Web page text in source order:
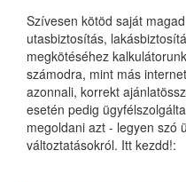
Szívesen kötöd saját
utasbiztosítás,
megkötéséhez
számodra, mint más
azonnali, korrekt
esetén pedig
megoldani azt - legyen szó
változtatásokról. Itt kezdd!: